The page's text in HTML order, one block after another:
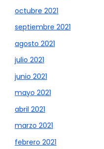
octubre 2021
septiembre 2021
agosto 2021
julio 2021
junio 2021
mayo 2021
abril 2021
marzo 2021
febrero 2021